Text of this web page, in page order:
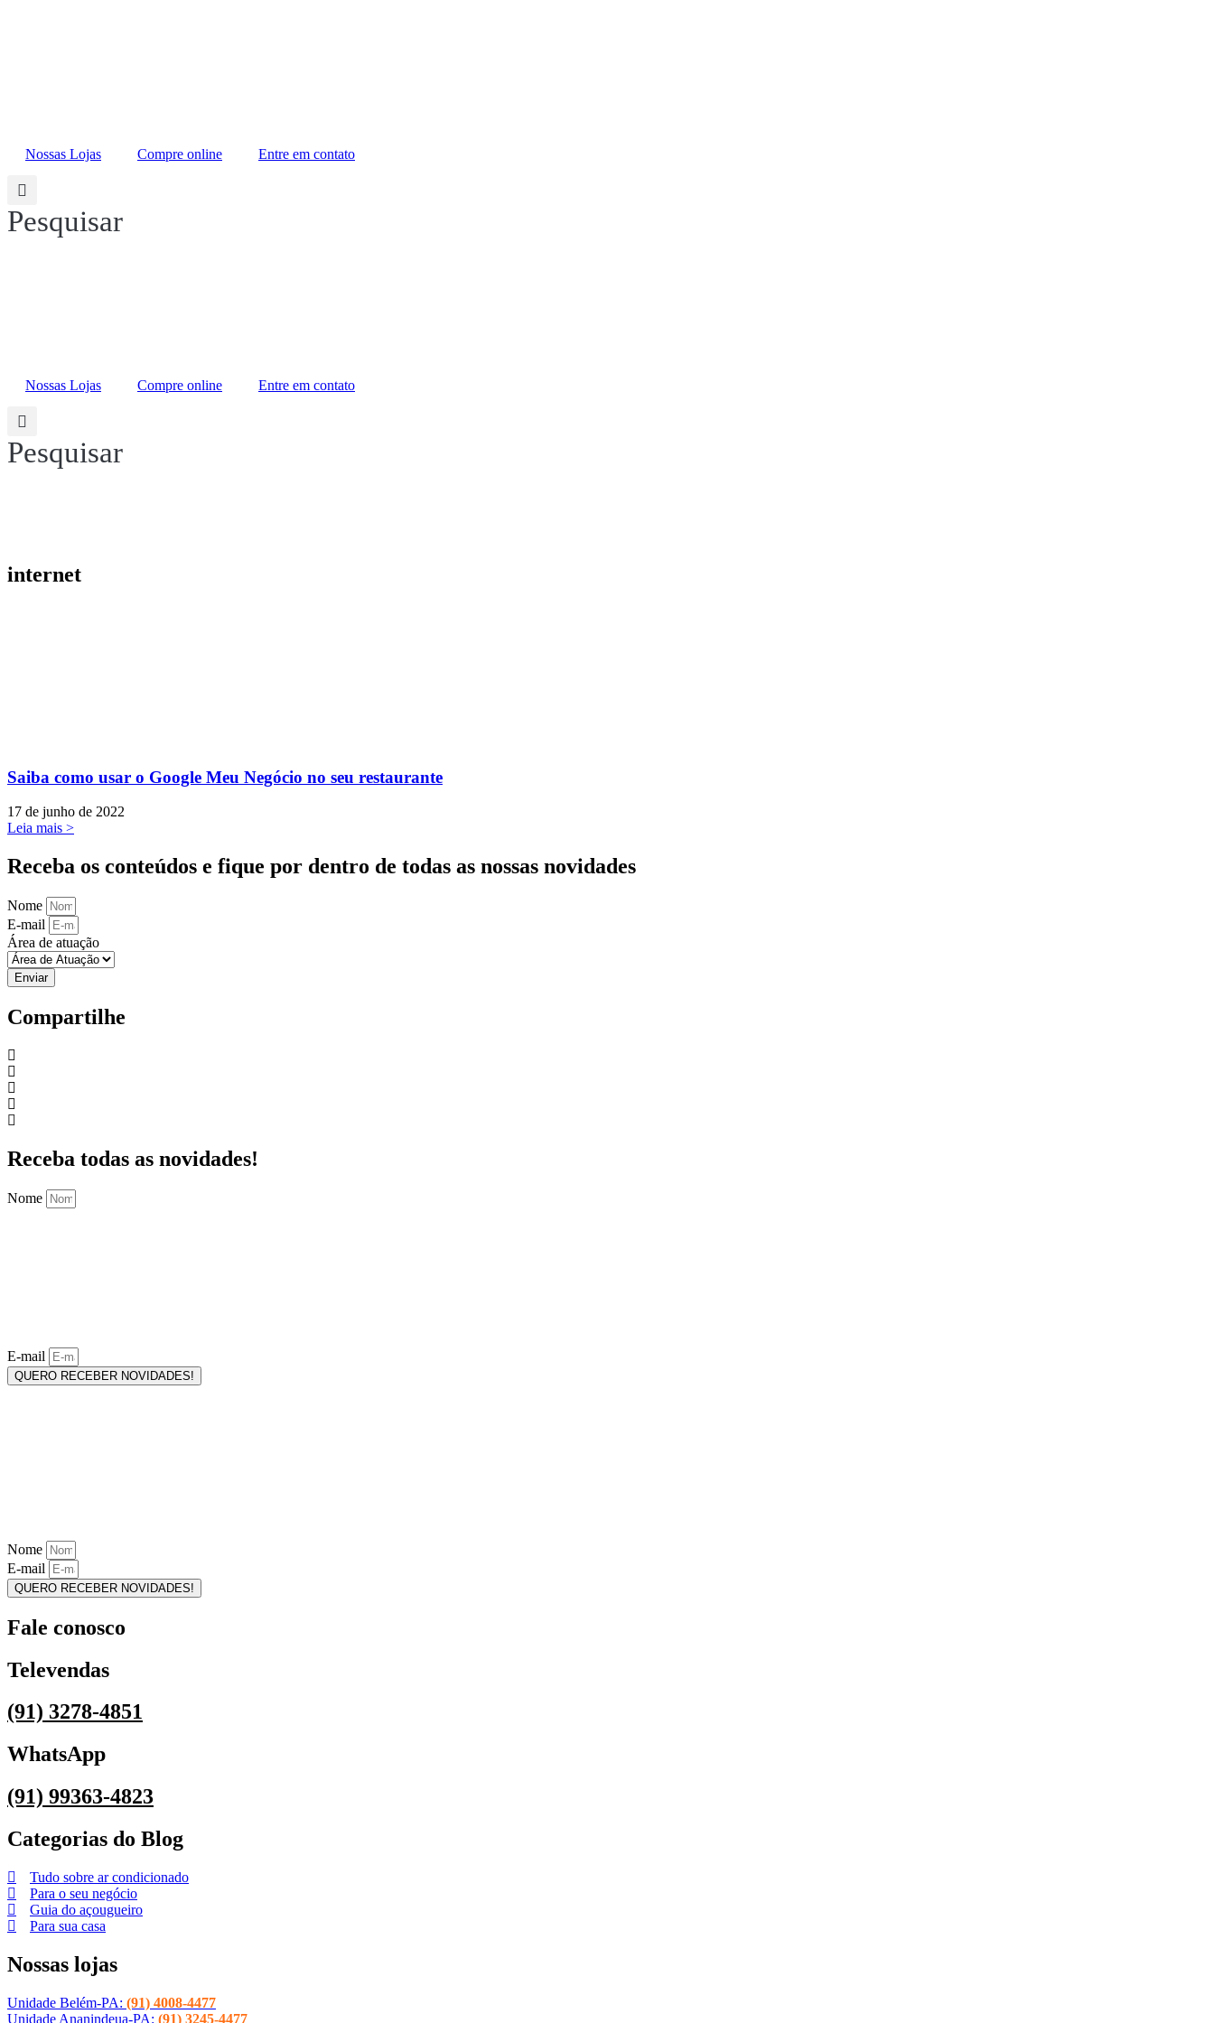
Nossas Lojas Compre online Entre em contato
Pesquisar
Nossas Lojas Compre online Entre em contato
Pesquisar
internet
Saiba como usar o Google Meu Negócio no seu restaurante
17 de junho de 2022
Leia mais >
Receba os conteúdos e fique por dentro de todas as nossas novidades
Nome
E-mail
Área de atuação
Enviar
Compartilhe
Receba todas as novidades!
Nome
E-mail
QUERO RECEBER NOVIDADES!
Nome
E-mail
QUERO RECEBER NOVIDADES!
Fale conosco
Televendas
(91) 3278-4851
WhatsApp
(91) 99363-4823
Categorias do Blog
Tudo sobre ar condicionado
Para o seu negócio
Guia do açougueiro
Para sua casa
Nossas lojas
Unidade Belém-PA: (91) 4008-4477
Unidade Ananindeua-PA: (91) 3245-4477